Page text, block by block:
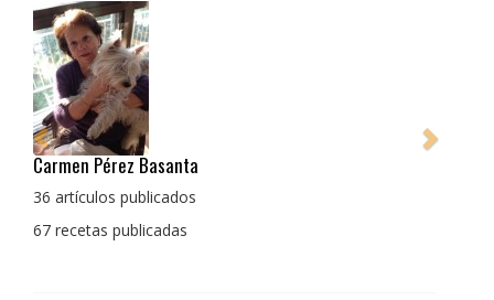
Pedro Manuel Collado Cruz
La cocina para mi es producto bien tratado sin
con un toque diferente